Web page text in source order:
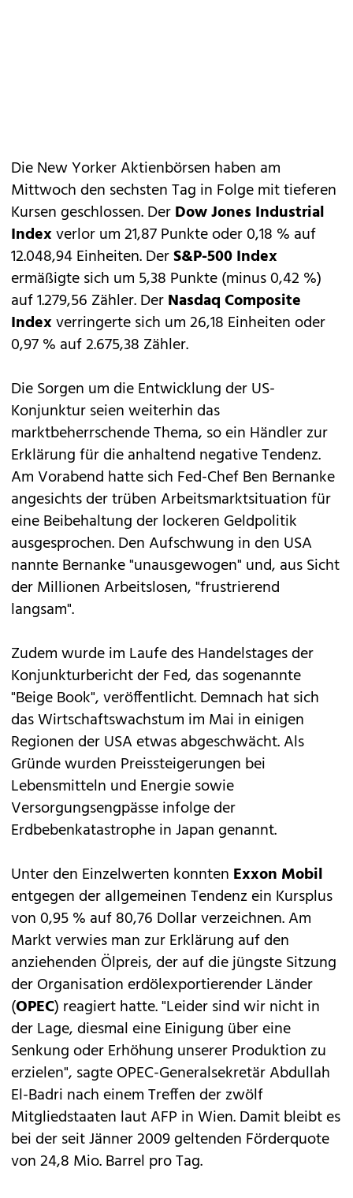
Die New Yorker Aktienbörsen haben am
Mittwoch den sechsten Tag in Folge mit tieferen
Kursen geschlossen. DerDow Jones Industrial
Indexverlor um 21,87 Punkte oder 0,18 % auf
12.048,94 Einheiten. DerS&P-500 Index
ermäßigte sich um 5,38 Punkte (minus 0,42 %)
auf 1.279,56 Zähler. DerNasdaq Composite
Indexverringerte sich um 26,18 Einheiten oder
0,97 % auf 2.675,38 Zähler.
Die Sorgen um die Entwicklung der US-
Konjunktur seien weiterhin das
marktbeherrschende Thema, so ein Händler zur
Erklärung für die anhaltend negative Tendenz.
Am Vorabend hatte sich Fed-Chef Ben Bernanke
angesichts der trüben Arbeitsmarktsituation für
eine Beibehaltung der lockeren Geldpolitik
ausgesprochen. Den Aufschwung in den USA
nannte Bernanke "unausgewogen" und, aus Sicht
der Millionen Arbeitslosen, "frustrierend
langsam".
Zudem wurde im Laufe des Handelstages der
Konjunkturbericht der Fed, das sogenannte
"Beige Book", veröffentlicht. Demnach hat sich
das Wirtschaftswachstum im Mai in einigen
Regionen der USA etwas abgeschwächt. Als
Gründe wurden Preissteigerungen bei
Lebensmitteln und Energie sowie
Versorgungsengpässe infolge der
Erdbebenkatastrophe in Japan genannt.
Unter den Einzelwerten konnten Exxon Mobil
entgegen der allgemeinen Tendenz ein Kursplus
von 0,95 % auf 80,76 Dollar verzeichnen. Am
Markt verwies man zur Erklärung auf den
anziehenden Ölpreis, der auf die jüngste Sitzung
der Organisation erdölexportierender Länder
(OPEC) reagiert hatte. "Leider sind wir nicht in
der Lage, diesmal eine Einigung über eine
Senkung oder Erhöhung unserer Produktion zu
erzielen", sagte OPEC-Generalsekretär Abdullah
El-Badri nach einem Treffen der zwölf
Mitgliedstaaten laut AFP in Wien. Damit bleibt es
bei der seit Jänner 2009 geltenden Förderquote
von 24,8 Mio. Barrel pro Tag.